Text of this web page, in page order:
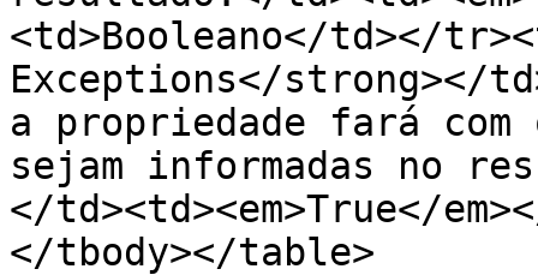
<td>Booleano</td></
Exceptions</strong></
a propriedade fará com
sejam informadas no
</td><td><em>True</
</tbody></table>